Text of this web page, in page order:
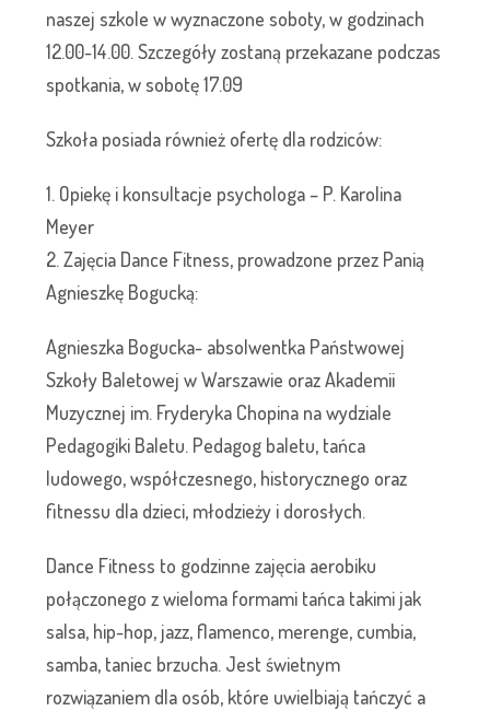
naszej szkole w wyznaczone soboty, w godzinach
12.00-14.00. Szczegóły zostaną przekazane podczas
spotkania, w sobotę 17.09
Szkoła posiada również ofertę dla rodziców:
1. Opiekę i konsultacje psychologa – P. Karolina
Meyer
2. Zajęcia Dance Fitness, prowadzone przez Panią
Agnieszkę Bogucką:
Agnieszka Bogucka- absolwentka Państwowej
Szkoły Baletowej w Warszawie oraz Akademii
Muzycznej im. Fryderyka Chopina na wydziale
Pedagogiki Baletu. Pedagog baletu, tańca
ludowego, współczesnego, historycznego oraz
fitnessu dla dzieci, młodzieży i dorosłych.
Dance Fitness to godzinne zajęcia aerobiku
połączonego z wieloma formami tańca takimi jak
salsa, hip-hop, jazz, flamenco, merenge, cumbia,
samba, taniec brzucha. Jest świetnym
rozwiązaniem dla osób, które uwielbiają tańczyć a